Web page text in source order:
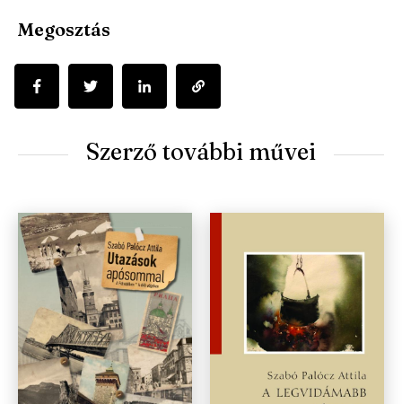
Szerző további művei
Megosztás